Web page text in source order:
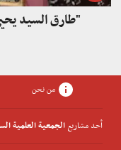
"طارق السيد
من نحن
أحد مشاريعالجمعية العلمية